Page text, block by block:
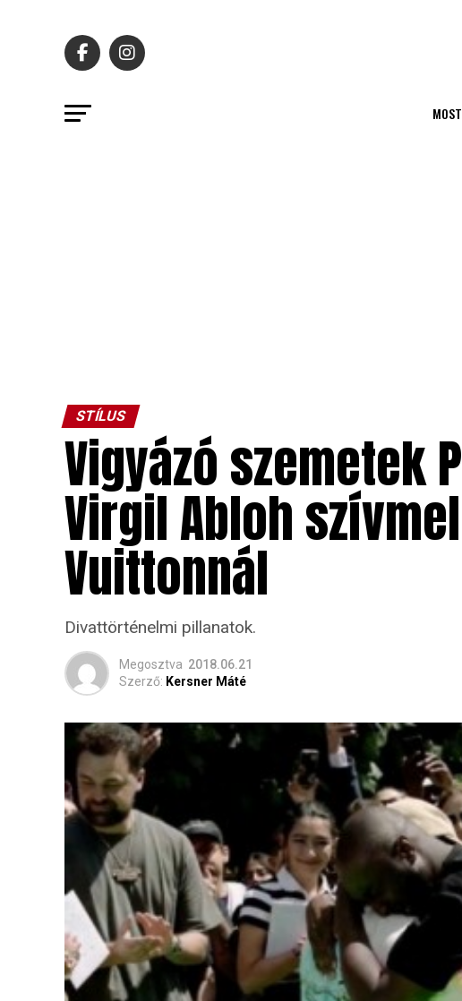
MOST
STÍLUS
Vigyázó szemetek
Virgil Abloh
Vuittonnál
Divattörténelmi pillanatok.
Megosztva 2018.06.21
Szerző: Kersner Máté